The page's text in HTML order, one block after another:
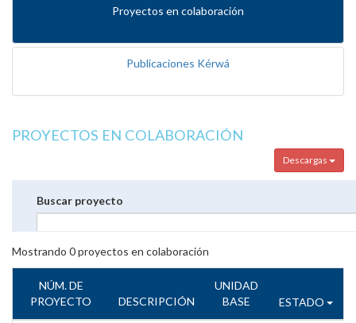
Proyectos en colaboración
Publicaciones Kérwá
PROYECTOS EN COLABORACIÓN
Descargas
Buscar proyecto
Mostrando 0proyectos en colaboración
NÚM. DE
PROYECTO
DESCRIPCIÓN
UNIDAD
BASE
ESTADO